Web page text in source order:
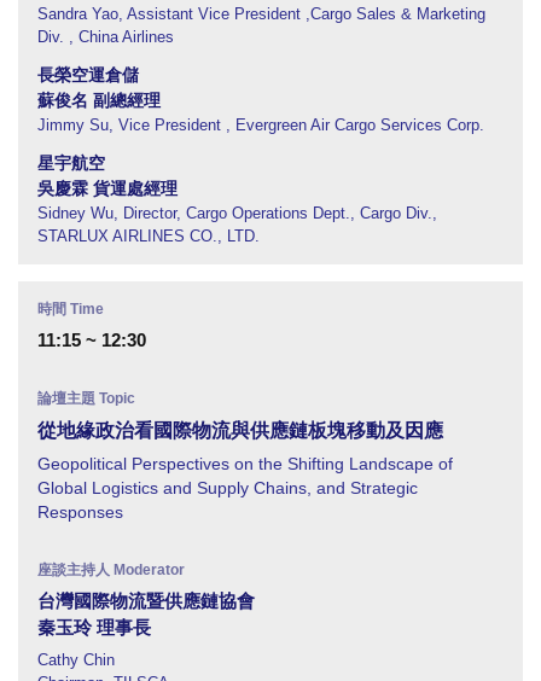
Sandra Yao, Assistant Vice President ,Cargo Sales & Marketing
Div. , China Airlines
長榮空運倉儲
蘇俊名 副總經理
Jimmy Su, Vice President , Evergreen Air Cargo Services Corp.
星宇航空
吳慶霖 貨運處經理
Sidney Wu, Director, Cargo Operations Dept., Cargo Div.,
STARLUX AIRLINES CO., LTD.
11:15 ~ 12:30
從地緣政治看國際物流與供應鏈板塊移動及因應
Geopolitical Perspectives on the Shifting Landscape of
Global Logistics and Supply Chains, and Strategic
Responses
台灣國際物流暨供應鏈協會
秦玉玲 理事長
Cathy Chin